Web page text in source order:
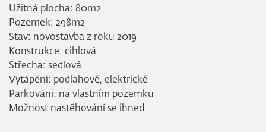
Užitná plocha: 80m2
Pozemek: 298m2
Stav: novostavba z roku 2019
Konstrukce: cihlová
Střecha: sedlová
Vytápění: podlahové, elektrické
Parkování: na vlastním pozemku
Možnost nastěhování se ihned